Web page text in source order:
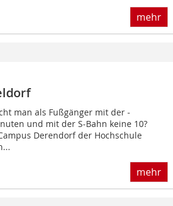
mehr
man als Fußgänger mit der
und mit der S-Bahn keine 10?
Derendorf der Hochschule
mehr